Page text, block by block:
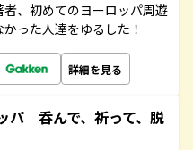
者、初めてのヨーロッパ周遊
った人達をゆるした！
詳細を見る
パ 呑んで、祈って、脱